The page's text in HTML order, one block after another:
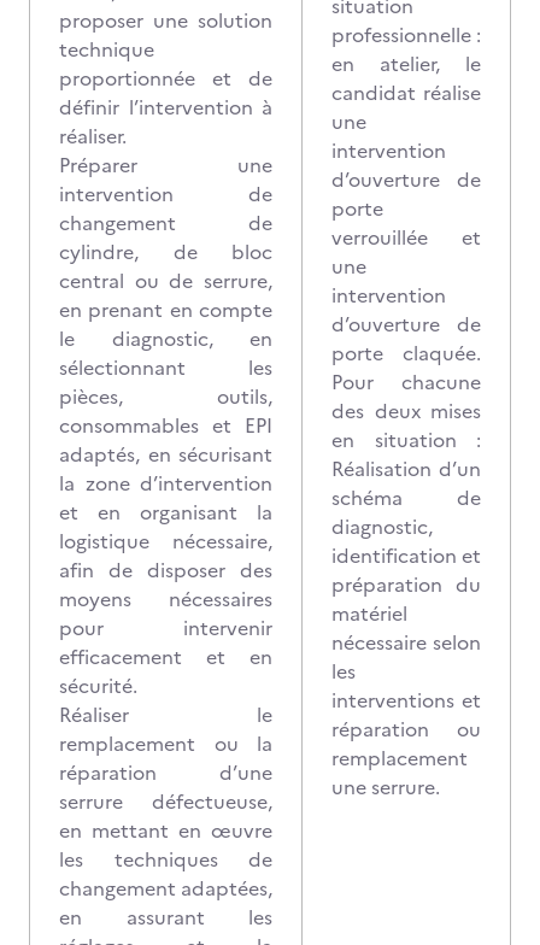
proposer une solution
technique
proportionnée et de
définir l’intervention à
réaliser.
Préparer une
intervention de
changement de
cylindre, de bloc
central ou de serrure,
en prenant en compte
le diagnostic, en
sélectionnant les
pièces, outils,
consommables et EPI
adaptés, en sécurisant
la zone d’intervention
et en organisant la
logistique nécessaire,
afin de disposer des
moyens nécessaires
pour intervenir
efficacement et en
sécurité.
Réaliser le
remplacement ou la
réparation d’une
serrure défectueuse,
en mettant en œuvre
les techniques de
changement adaptées,
en assurant les
situation
professionnelle :
en atelier, le
candidat réalise
une
intervention
d’ouverture de
porte
verrouillée et
une
intervention
d’ouverture de
porte claquée.
Pour chacune
des deux mises
en situation :
Réalisation d’un
schéma de
diagnostic,
identification et
préparation du
matériel
nécessaire selon
les
interventions et
réparation ou
remplacement
une serrure.